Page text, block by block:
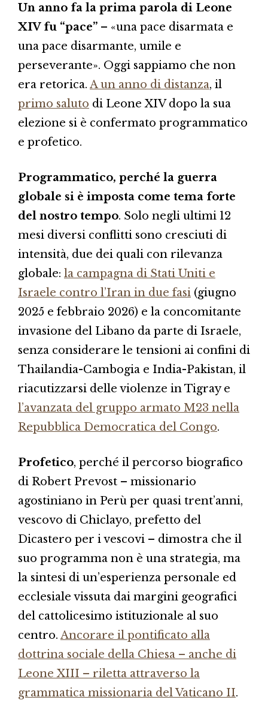
Un anno fa la prima parola di Leone
XIV fu “pace” – «una pace disarmata e
una pace disarmante, umile e
perseverante». Oggi sappiamo che non
era retorica. A un anno di distanza, il
primo saluto di Leone XIV dopo la sua
elezione si è confermato programmatico
e profetico.
Programmatico, perché la guerra
globale si è imposta come tema forte
del nostro tempo. Solo negli ultimi 12
mesi diversi conflitti sono cresciuti di
intensità, due dei quali con rilevanza
globale: la campagna di Stati Uniti e
Israele contro l’Iran in due fasi (giugno
2025 e febbraio 2026) e la concomitante
invasione del Libano da parte di Israele,
senza considerare le tensioni ai confini di
Thailandia-Cambogia e India-Pakistan, il
riacutizzarsi delle violenze in Tigray e
l’avanzata del gruppo armato M23 nella
Repubblica Democratica del Congo.
Profetico, perché il percorso biografico
di Robert Prevost – missionario
agostiniano in Perù per quasi trent’anni,
vescovo di Chiclayo, prefetto del
Dicastero per i vescovi – dimostra che il
suo programma non è una strategia, ma
la sintesi di un’esperienza personale ed
ecclesiale vissuta dai margini geografici
del cattolicesimo istituzionale al suo
centro. Ancorare il pontificato alla
dottrina sociale della Chiesa – anche di
Leone XIII – riletta attraverso la
grammatica missionaria del Vaticano II.